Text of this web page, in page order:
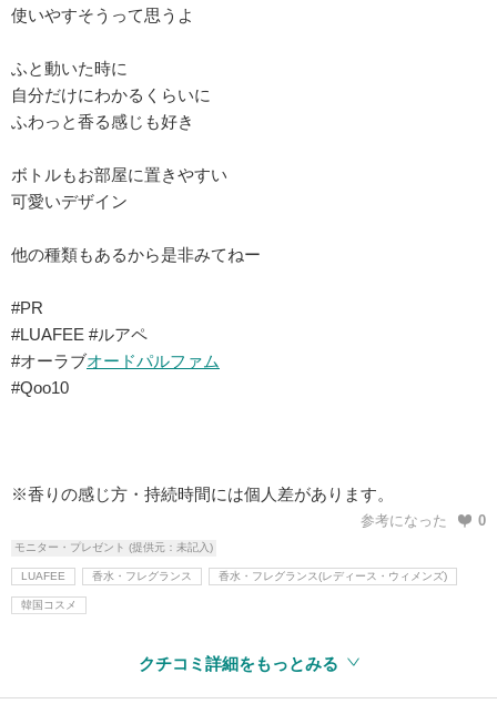
使いやすそうって思うよ
ふと動いた時に
自分だけにわかるくらいに
ふわっと香る感じも好き
ボトルもお部屋に置きやすい
可愛いデザイン
他の種類もあるから是非みてねー
#PR
#LUAFEE #ルアペ
#オーラブオードパルファム
#Qoo10
※香りの感じ方・持続時間には個人差があります。
参考になった 0
モニター・プレゼント (提供元：未記入)
LUAFEE 香水・フレグランス 香水・フレグランス(レディース・ウィメンズ)
韓国コスメ
クチコミ詳細をもっとみる